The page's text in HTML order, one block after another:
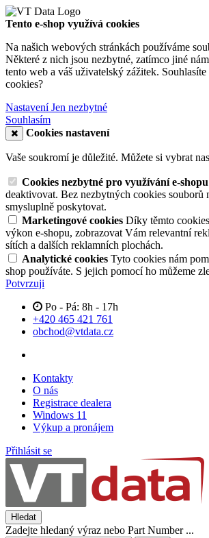
Tento e-shop využívá cookies
Na našich webových stránkách používáme
Některé z nich jsou nezbytné, zatímco jiné
tento web a váš uživatelský zážitek.
cookies?
NastaveníJen nezbytné
Souhlasím
Cookies nastavení
Vaše soukromí je důležité. Můžete si vybrat
Cookies nezbytné pro využívání e-shopu
deaktivovat. Bez nezbytných cookies souborů
smysluplně poskytovat.
Marketingové cookies Díky těmto
výkon e-shopu, zobrazovat Vám relevantní
sítích a dalších reklamních plochách.
Analytické cookies Tyto cookies nám
shop používáte. S jejich pomocí ho můžeme
Potvrzuji
Po - Pá: 8h - 17h
+420 465 421 761
obchod@vtdata.cz
Kontakty
O nás
Registrace dealera
Windows 11
Výkup a pronájem
Přihlásit se
Hledat
Zadejte hledaný výraz nebo Part Number ...